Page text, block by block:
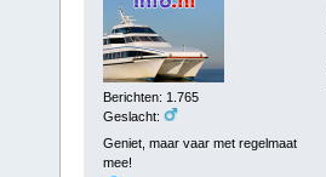
Berichten: 1.765
Geslacht:
Geniet, maar vaar met regelmaat
mee!